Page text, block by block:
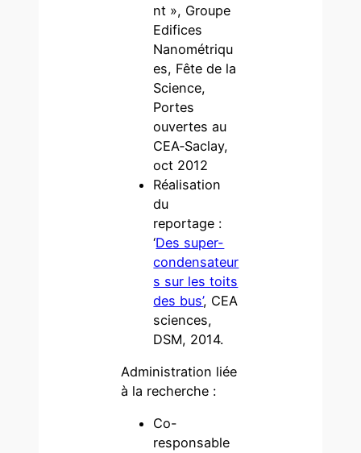
nt », Groupe
Edifices
Nanométriqu
es, Fête de la
Science,
Portes
ouvertes au
CEA‐Saclay,
oct 2012
Réalisation
du
reportage :
‘Des super-
condensateur
s sur les toits
des bus’, CEA
sciences,
DSM, 2014.
Administration liée
à la recherche :
Co-
responsable